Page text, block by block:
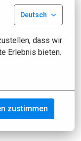
Deutsch
dass wir
Erlebnis bieten.
zustimmen